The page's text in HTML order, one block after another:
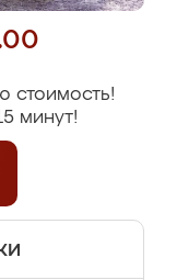
стоимость!
минут!